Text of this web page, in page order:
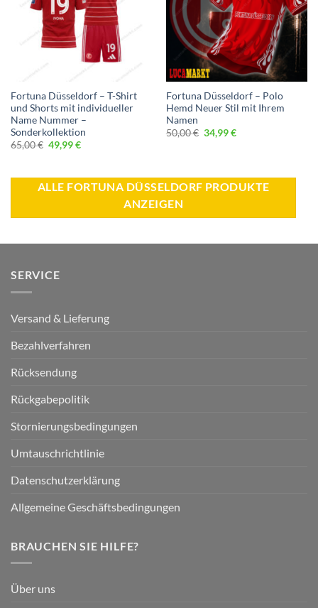
Fortuna Düsseldorf – T-Shirt
und Shorts mit individueller
Name Nummer –
Sonderkollektion
65,00€ Ursprünglicher
Preis
49,99€Aktueller
Fortuna Düsseldorf – Polo
Hemd Neuer Stil mit Ihrem
Namen
50,00€ Ursprünglicher
Preis
34,99€Aktueller
ALLE FORTUNA DÜSSELDORF PRODUKTE
ANZEIGEN
SERVICE
Versand & Lieferung
Bezahlverfahren
Rücksendung
Rückgabepolitik
Stornierungsbedingungen
Umtauschrichtlinie
Datenschutzerklärung
Allgemeine Geschäftsbedingungen
BRAUCHEN SIE HILFE?
Über uns